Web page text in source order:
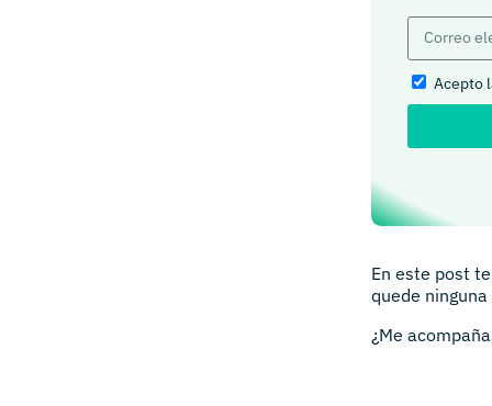
Acepto
En este post
quede ninguna
¿Me